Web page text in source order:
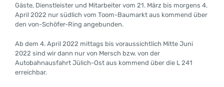
Gäste, Dienstleister und Mitarbeiter vom 21. März bis morgens 4.
April 2022 nur südlich vom Toom-Baumarkt aus kommend über
den von-Schöfer-Ring angebunden.
Ab dem 4. April 2022 mittags bis voraussichtlich Mitte Juni
2022 sind wir dann nur von Mersch bzw. von der
Autobahnausfahrt Jülich-Ost aus kommend über die L 241
erreichbar.